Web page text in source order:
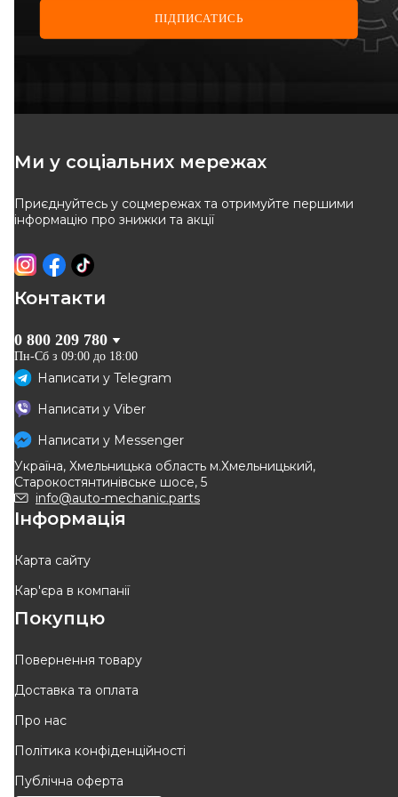
знизу) Renault Master II +
363 грн
КУПИТИ
зверху) Master/Movano 98-
584 грн
КУПИТИ
-10 %
KAMOKA
Кульова (шарова) опора
Код: 9040145
322 грн
290 грн
КУПИТИ
Відправка
248 грн
- 10 %
FARE SA
308 грн
ПІДПИСАТИСЬ
Ми у соціальних мережах
Приєднуйтесь у соцмережах та отримуйте першими
інформацію про знижки та акції
Контакти
0 800 209 780
Пн-Сб з 09:00 до 18:00
Написати у Telegram
Написати у Viber
Написати у Messenger
Україна, Хмельницька область м.Хмельницький,
Старокостянтинівське шосе, 5
info@auto-mechanic.parts
Інформація
Карта сайту
Кар'єра в компанії
Покупцю
Повернення товару
Доставка та оплата
Про нас
Політика конфіденційності
Публічна оферта